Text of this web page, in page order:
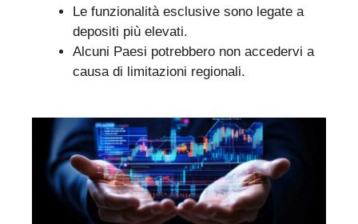
Le funzionalità esclusive sono legate a
depositi più elevati.
Alcuni Paesi potrebbero non accedervi a
causa di limitazioni regionali.